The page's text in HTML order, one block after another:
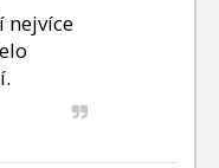
nejvíce